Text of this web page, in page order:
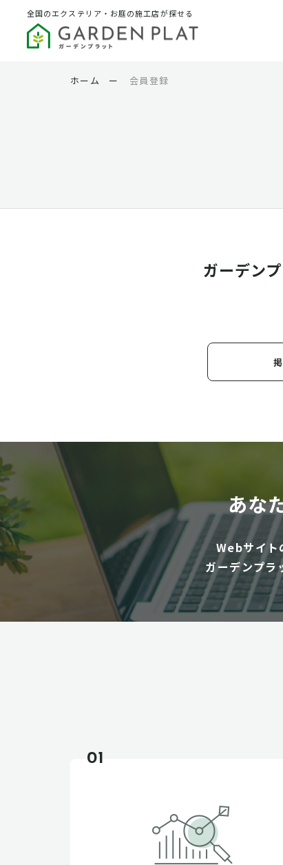
全国のエクステリア・お庭の施工店が探せる
ホーム ー 会員登録
ガーデン
あな
Webサイト
ガーデンプラ
01